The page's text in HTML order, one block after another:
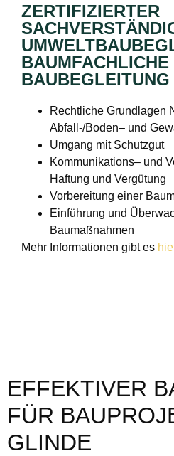
ZERTIFIZIERTER
BAUMFACHLICHE
BAUBEGLEITUNG
Rechtliche Grundlagen
Abfall-/Boden– und
Umgang mit Schutzgut
Kommunikations– und
Haftung und Vergütung
Vorbereitung einer
Einführung und
Baumaßnahmen
Mehr Informationen gibt es
EFFEKTIVER
FÜR
GLINDE